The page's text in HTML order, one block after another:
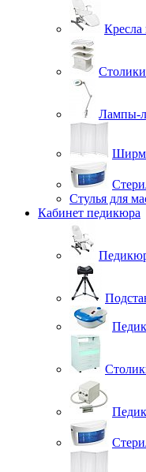
Кресла
Лампы-
Стулья для
Кабинет педикюра